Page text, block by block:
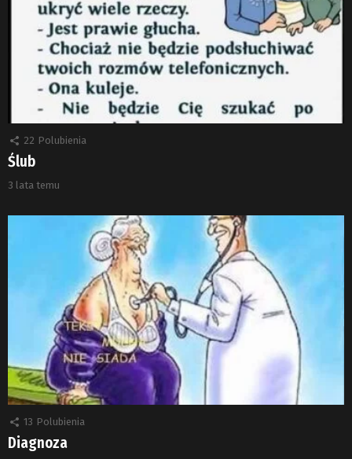
22 Polubienia
Ślub
3 lata temu
13 Polubienia
Diagnoza